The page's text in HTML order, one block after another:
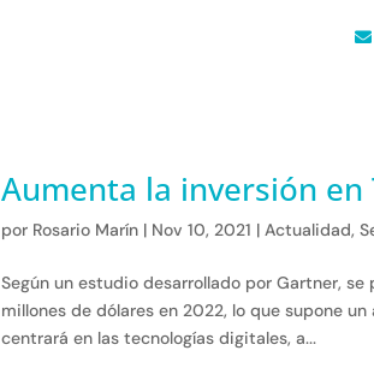
Aumenta la inversión en
por Rosario Marín | Nov 10, 2021 |Actualidad,
Según un estudio desarrollado por Gartner,
millones de dólares en 2022, lo que supone
centrará en las tecnologías digitales, a...